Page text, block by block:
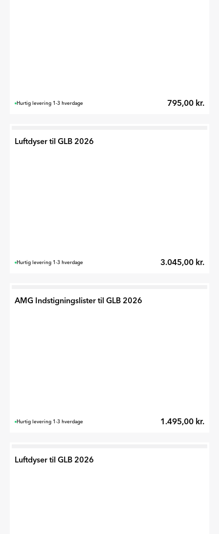
Hurtig levering 1-3 hverdage 795,00 kr.
Luftdyser til GLB 2026
Hurtig levering 1-3 hverdage 3.045,00 kr.
AMG Indstigningslister til GLB 2026
Hurtig levering 1-3 hverdage 1.495,00 kr.
Luftdyser til GLB 2026